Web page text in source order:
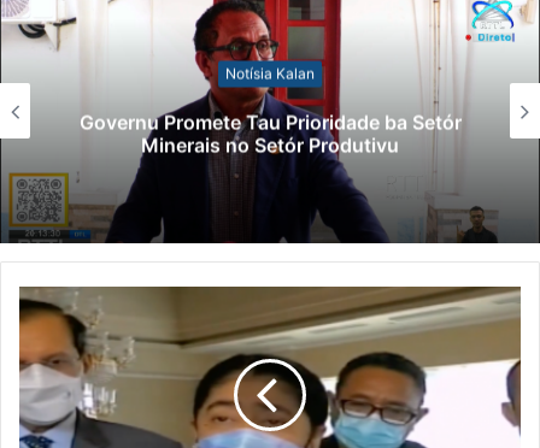
Notísia Kalan
Governu Promete Tau Prioridade ba Setór
Minerais no Setór Produtivu